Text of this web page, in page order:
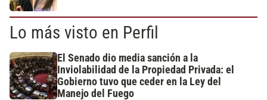
Lo más visto en Perfil
El Senado dio media sanción a la
Inviolabilidad de la Propiedad Privada: el
Gobierno tuvo que ceder en la Ley del
Manejo del Fuego